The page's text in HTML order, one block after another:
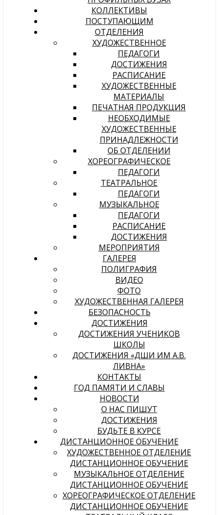
КОЛЛЕКТИВЫ
ПОСТУПАЮЩИМ
ОТДЕЛЕНИЯ
ХУДОЖЕСТВЕННОЕ
ПЕДАГОГИ
ДОСТИЖЕНИЯ
РАСПИСАНИЕ
ХУДОЖЕСТВЕННЫЕ
МАТЕРИАЛЫ
ПЕЧАТНАЯ ПРОДУКЦИЯ
НЕОБХОДИМЫЕ
ХУДОЖЕСТВЕННЫЕ
ПРИНАДЛЕЖНОСТИ
ОБ ОТДЕЛЕНИИ
ХОРЕОГРАФИЧЕСКОЕ
ПЕДАГОГИ
ТЕАТРАЛЬНОЕ
ПЕДАГОГИ
МУЗЫКАЛЬНОЕ
ПЕДАГОГИ
РАСПИСАНИЕ
ДОСТИЖЕНИЯ
МЕРОПРИЯТИЯ
ГАЛЕРЕЯ
ПОЛИГРАФИЯ
ВИДЕО
ФОТО
ХУДОЖЕСТВЕННАЯ ГАЛЕРЕЯ
БЕЗОПАСНОСТЬ
ДОСТИЖЕНИЯ
ДОСТИЖЕНИЯ УЧЕНИКОВ
ШКОЛЫ
ДОСТИЖЕНИЯ «ДШИ ИМ А.В.
ЛИВНА»
КОНТАКТЫ
ГОД ПАМЯТИ И СЛАВЫ
НОВОСТИ
О НАС ПИШУТ
ДОСТИЖЕНИЯ
БУДЬТЕ В КУРСЕ
ДИСТАНЦИОННОЕ ОБУЧЕНИЕ
ХУДОЖЕСТВЕННОЕ ОТДЕЛЕНИЕ
ДИСТАНЦИОННОЕ ОБУЧЕНИЕ
МУЗЫКАЛЬНОЕ ОТДЕЛЕНИЕ
ДИСТАНЦИОННОЕ ОБУЧЕНИЕ
ХОРЕОГРАФИЧЕСКОЕ ОТДЕЛЕНИЕ
ДИСТАНЦИОННОЕ ОБУЧЕНИЕ